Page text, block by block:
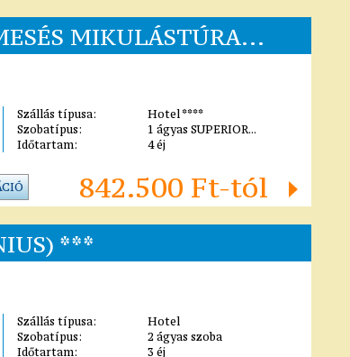
MIKULÁSTÚRA...
Szállás típusa:
Hotel ****
Szobatípus:
1 ágyas SUPERIOR...
Időtartam:
4 éj
842.500 Ft-tól
***
Szállás típusa:
Hotel
Szobatípus:
2 ágyas szoba
Időtartam:
3 éj